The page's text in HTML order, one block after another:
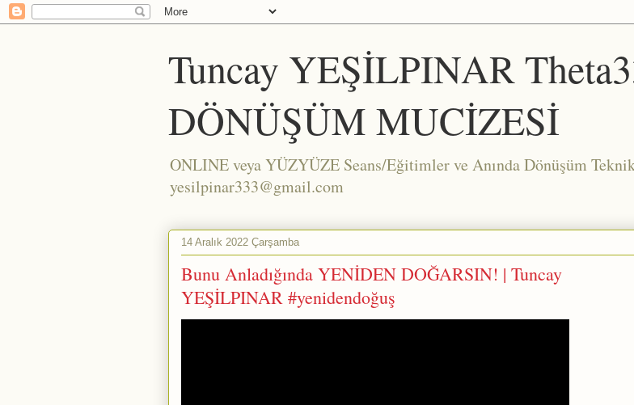
Tuncay YEŞİLPINAR
DÖNÜŞÜM MUCİZESİ
ONLINE veya YÜZYÜZE Seans/Eğitimler ve Anında Dönüşüm
yesilpinar333@gmail.com
14 Aralık 2022 Çarşamba
Bunu Anladığında YENİDEN DOĞARSIN! | Tuncay
YEŞİLPINAR #yenidendoğuş